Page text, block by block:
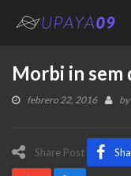
Morbi in sem
febrero 22, 2016 by
Share Post